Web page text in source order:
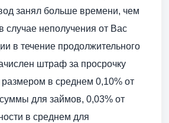
занял больше времени, чем
случае неполучения от Вас
в течение продолжительного
штраф за просрочку
в среднем 0,10% от
для займов, 0,03% от
в среднем для